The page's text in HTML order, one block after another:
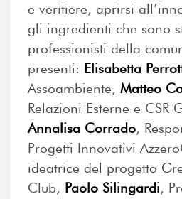
e veritiere, aprirsi
gli ingredienti che sono
professionisti della
presenti: Elisabetta
Assoambiente, Matteo
Relazioni Esterne e CSR
Annalisa Corrado,
Progetti Innovativi
ideatrice del progetto
Club, Paolo Silingardi,